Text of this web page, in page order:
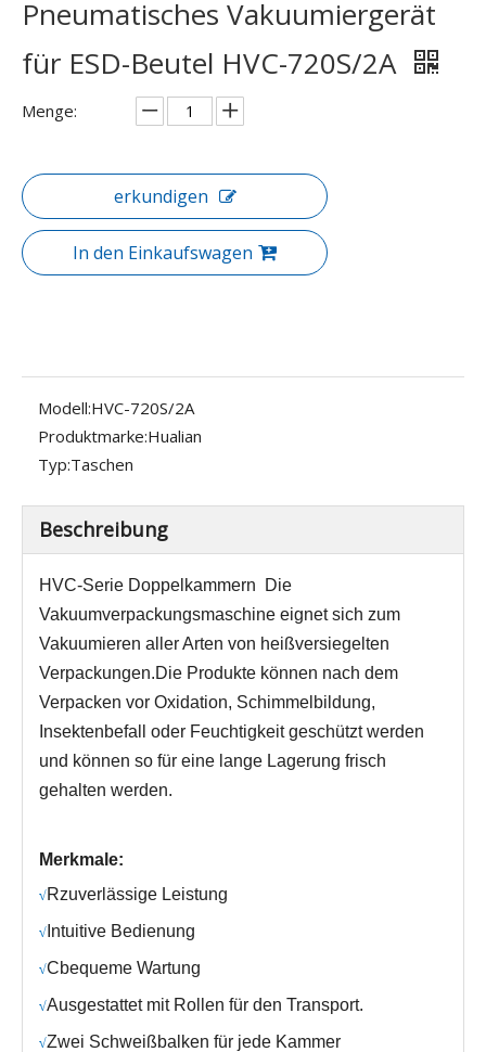
Pneumatisches Vakuumiergerät
für ESD-Beutel HVC-720S/2A
Menge:
erkundigen
In den Einkaufswagen
Modell:HVC-720S/2A
Produktmarke:Hualian
Typ:Taschen
Beschreibung
HVC-Serie Doppelkammern
Die
Vakuumverpackungsmaschine eignet sich zum
Vakuumieren aller Arten von heißversiegelten
Verpackungen.Die Produkte können nach dem
Verpacken vor Oxidation, Schimmelbildung,
Insektenbefall oder Feuchtigkeit geschützt werden
und können so für eine lange Lagerung frisch
gehalten werden.
Merkmale:
√Rzuverlässige Leistung
√ Intuitive Bedienung
√Cbequeme Wartung
√Ausgestattet mit Rollen für den Transport.
√Zwei Schweißbalken für jede Kammer